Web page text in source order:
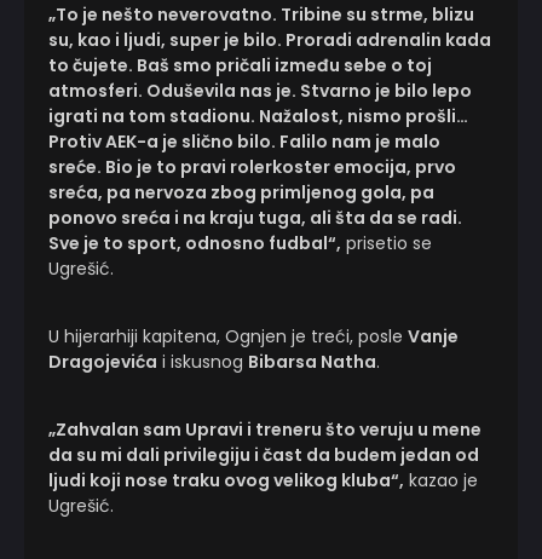
„To je nešto neverovatno. Tribine su strme, blizu
su, kao i ljudi, super je bilo. Proradi adrenalin kada
to čujete. Baš smo pričali između sebe o toj
atmosferi. Oduševila nas je. Stvarno je bilo lepo
igrati na tom stadionu. Nažalost, nismo prošli…
Protiv AEK-a je slično bilo. Falilo nam je malo
sreće. Bio je to pravi rolerkoster emocija, prvo
sreća, pa nervoza zbog primljenog gola, pa
ponovo sreća i na kraju tuga, ali šta da se radi.
Sve je to sport, odnosno fudbal“, prisetio se
Ugrešić.
U hijerarhiji kapitena, Ognjen je treći, posle Vanje
Dragojevića i iskusnog Bibarsa Natha.
„Zahvalan sam Upravi i treneru što veruju u mene
da su mi dali privilegiju i čast da budem jedan od
ljudi koji nose traku ovog velikog kluba“, kazao je
Ugrešić.